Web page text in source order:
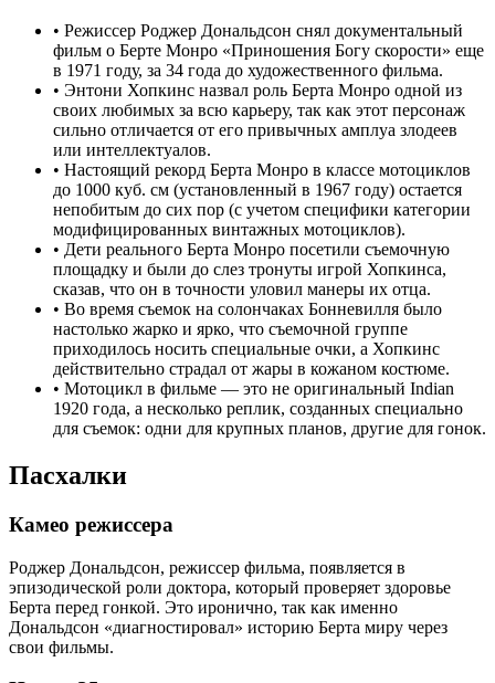
• Режиссер Роджер Дональдсон снял документальный
фильм о Берте Монро «Приношения Богу скорости» еще
в 1971 году, за 34 года до художественного фильма.
• Энтони Хопкинс назвал роль Берта Монро одной из
своих любимых за всю карьеру, так как этот персонаж
сильно отличается от его привычных амплуа злодеев
или интеллектуалов.
• Настоящий рекорд Берта Монро в классе мотоциклов
до 1000 куб. см (установленный в 1967 году) остается
непобитым до сих пор (с учетом специфики категории
модифицированных винтажных мотоциклов).
• Дети реального Берта Монро посетили съемочную
площадку и были до слез тронуты игрой Хопкинса,
сказав, что он в точности уловил манеры их отца.
• Во время съемок на солончаках Бонневилля было
настолько жарко и ярко, что съемочной группе
приходилось носить специальные очки, а Хопкинс
действительно страдал от жары в кожаном костюме.
• Мотоцикл в фильме — это не оригинальный Indian
1920 года, а несколько реплик, созданных специально
для съемок: одни для крупных планов, другие для гонок.
Пасхалки
Камео режиссера
Роджер Дональдсон, режиссер фильма, появляется в
эпизодической роли доктора, который проверяет здоровье
Берта перед гонкой. Это иронично, так как именно
Дональдсон «диагностировал» историю Берта миру через
свои фильмы.